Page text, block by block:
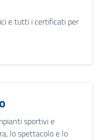
e tutti i certificati per
sportivi e
lo spettacolo e lo